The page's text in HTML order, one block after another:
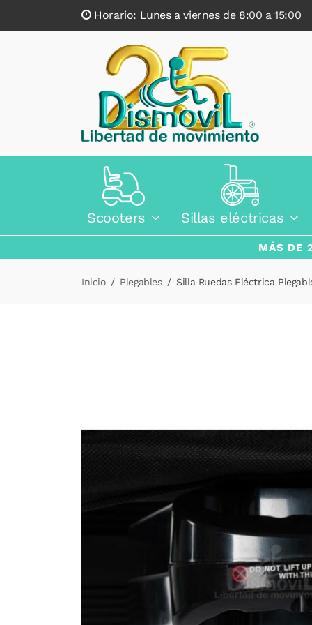
Horario: Lunes a viernes de 8:00 a
Scooters Sillas eléctricas
MÁS DE
Inicio Plegables Silla Ruedas Eléctrica